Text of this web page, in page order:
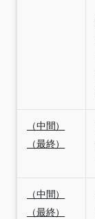
（中間）
（最終）
（中間）
（最終）